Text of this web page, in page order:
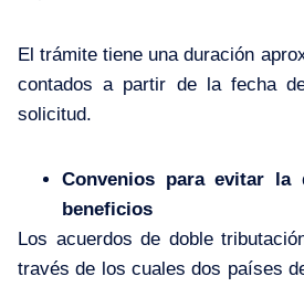
El trámite tiene una duración
contados a partir de la fecha
solicitud.
Convenios para evitar la
beneficios
Los acuerdos de doble
través de los cuales dos países